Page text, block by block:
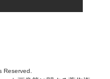
Reserved.